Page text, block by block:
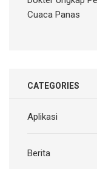
Cuaca Panas
CATEGORIES
Aplikasi
Berita